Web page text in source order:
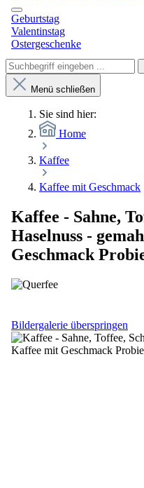
Geburtstag
Valentinstag
Ostergeschenke
Menü schließen
Sie sind hier:
Home
Kaffee
Kaffee mit Geschmack
Kaffee - Sahne,
Haselnuss -
Geschmack
Bildergalerie überspringen